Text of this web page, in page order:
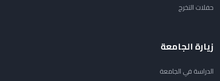
حفلات التخرج
زيارة الجامعة
الدراسة في الجامعة